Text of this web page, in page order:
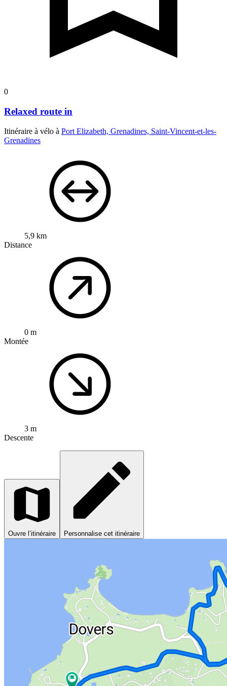
0
Relaxed route in
Itinéraire à vélo à Port Elizabeth, Grenadines, Saint-Vincent-et-les-
Grenadines
5,9 km
Distance
0 m
Montée
3 m
Descente
Ouvre l’itinéraire Personnalise cet itinéraire